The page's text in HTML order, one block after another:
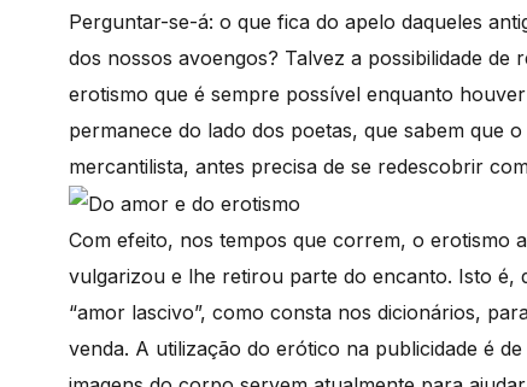
Perguntar-se-á: o que fica do apelo daqueles
dos nossos avoengos? Talvez a possibilidade
erotismo que é sempre possível enquanto
permanece do lado dos poetas, que sabem que
mercantilista, antes precisa de se redescobrir
Com efeito, nos tempos que correm, o erotismo
vulgarizou e lhe retirou parte do encanto. Isto é,
“amor lascivo”, como consta nos dicionários,
venda. A utilização do erótico na publicidade é